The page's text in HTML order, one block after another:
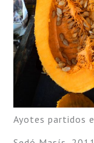
Ayotes partidos